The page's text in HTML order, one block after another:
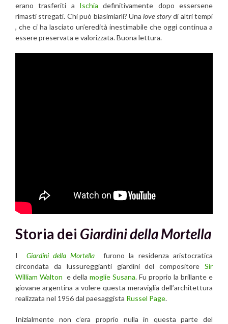
erano trasferiti a Ischiadefinitivamente dopo essersene
rimasti stregati. Chi può biasimiarli? Unalove storydi altri tempi
, che ci ha lasciato un’eredità inestimabile che oggi continua a
essere preservata e valorizzata. Buona lettura.
Storia dei Giardini della Mortella
I Giardini della Mortella furono la residenza aristocratica
circondata da lussureggianti giardini del compositore Sir
William Walton e della moglie Susana. Fu proprio la brillante e
giovane argentina a volere questa meraviglia dell’architettura
realizzata nel 1956 dal paesaggista Russel Page.
Inizialmente non c’era proprio nulla in questa parte del